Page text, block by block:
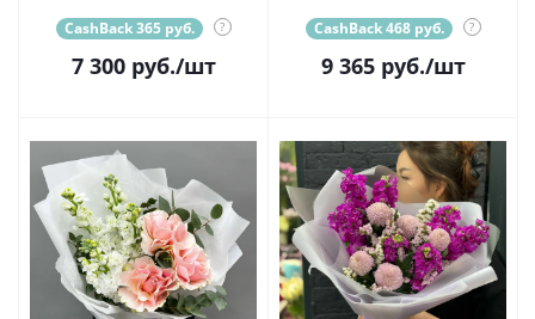
CashBack 365 руб. ?
7 300руб./шт
CashBack 468 руб. ?
9 365руб./шт